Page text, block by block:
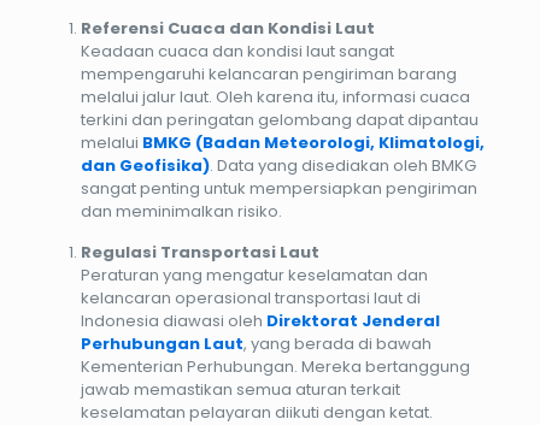
Referensi Cuaca dan Kondisi Laut
Keadaan cuaca dan kondisi laut sangat
mempengaruhi kelancaran pengiriman barang
melalui jalur laut. Oleh karena itu, informasi cuaca
terkini dan peringatan gelombang dapat dipantau
melalui BMKG (Badan Meteorologi, Klimatologi,
dan Geofisika). Data yang disediakan oleh BMKG
sangat penting untuk mempersiapkan pengiriman
dan meminimalkan risiko.
Regulasi Transportasi Laut
Peraturan yang mengatur keselamatan dan
kelancaran operasional transportasi laut di
Indonesia diawasi oleh Direktorat Jenderal
Perhubungan Laut, yang berada di bawah
Kementerian Perhubungan. Mereka bertanggung
jawab memastikan semua aturan terkait
keselamatan pelayaran diikuti dengan ketat.